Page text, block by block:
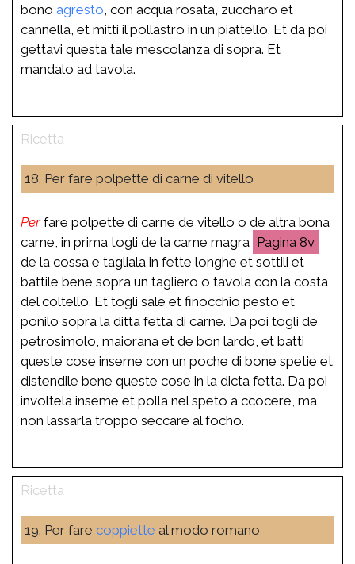
bono agresto , con acqua rosata, zuccharo et
cannella, et mitti il pollastro in un piattello. Et da poi
gettavi questa tale mescolanza di sopra. Et
mandalo ad tavola.
18. Per fare polpette di carne di vitello
Perfare polpette di carne de vitello o de altra bona
carne, in prima togli de la carne magra
8v
de la cossa e tagliala in fette longhe et sottili et
battile bene sopra un tagliero o tavola con la costa
del coltello. Et togli sale et finocchio pesto et
ponilo sopra la ditta fetta di carne. Da poi togli de
petrosimolo, maiorana et de bon lardo, et batti
queste cose inseme con un poche di bone spetie et
distendile bene queste cose in la dicta fetta. Da poi
involtela inseme et polla nel speto a ccocere, ma
non lassarla troppo seccare al focho.
19. Per fare coppiette al modo romano